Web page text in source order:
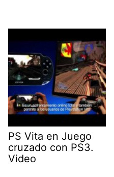
PS Vita en Juego
cruzado con PS3.
Video